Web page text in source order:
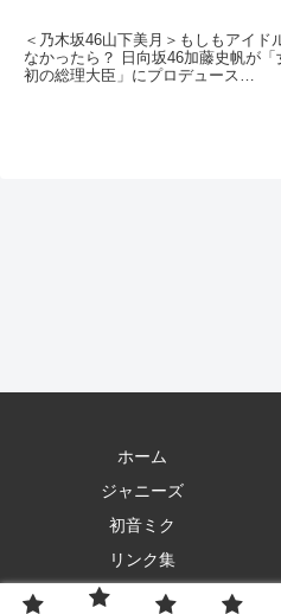
＜乃木坂46山下美月＞もしもアイド
なかったら？ 日向坂46加藤史帆が「
初の総理大臣」にプロデュース
ホーム
ジャニーズ
初音ミク
リンク集
Copyright © 2021 いづみのここ